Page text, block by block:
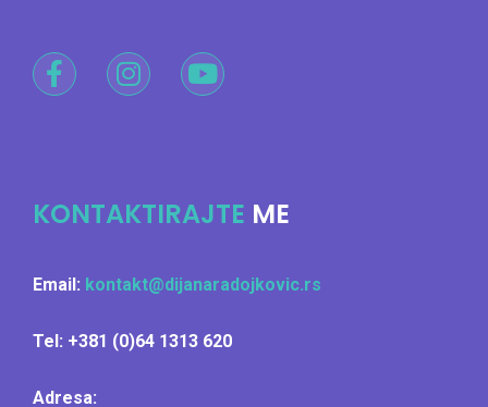
KONTAKTIRAJTE ME
Email: kontakt@dijanaradojkovic.rs
Tel: +381 (0)64 1313 620
Adresa: